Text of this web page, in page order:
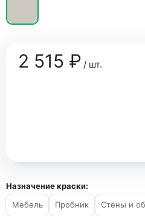
2 515 ₽/ шт.
Назначение краски:
Мебель
Пробник Стены и